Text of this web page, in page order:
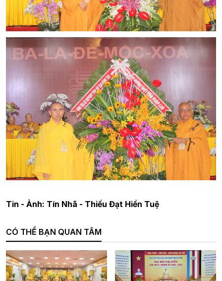
Tin - Ảnh: Tín Nhã - Thiếu Đạt Hiền Tuệ
CÓ THỂ BẠN QUAN TÂM